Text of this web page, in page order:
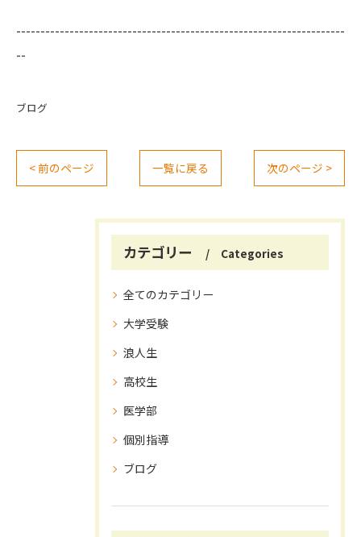
--------------------------------------------------------------------
--
ブログ
< 前のページ 一覧に戻る 次のページ >
カテゴリー Categories
全てのカテゴリー
大学受験
浪人生
高校生
医学部
個別指導
ブログ